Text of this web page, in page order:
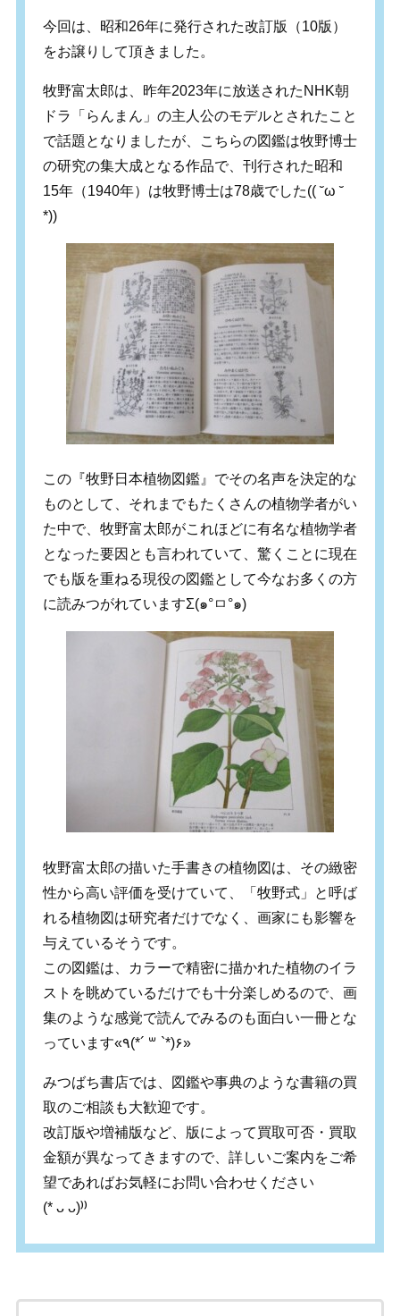
今回は、昭和26年に発行された改訂版（10版）
をお譲りして頂きました。
牧野富太郎は、昨年2023年に放送されたNHK朝
ドラ「らんまん」の主人公のモデルとされたこと
で話題となりましたが、こちらの図鑑は牧野博士
の研究の集大成となる作品で、刊行された昭和
15年（1940年）は牧野博士は78歳でした(( ˘ω ˘
*))
この『牧野日本植物図鑑』でその名声を決定的な
ものとして、それまでもたくさんの植物学者がい
た中で、牧野富太郎がこれほどに有名な植物学者
となった要因とも言われていて、驚くことに現在
でも版を重ねる現役の図鑑として今なお多くの方
に読みつがれていますΣ(๑°ㅁ°๑)
牧野富太郎の描いた手書きの植物図は、その緻密
性から高い評価を受けていて、「牧野式」と呼ば
れる植物図は研究者だけでなく、画家にも影響を
与えているそうです。
この図鑑は、カラーで精密に描かれた植物のイラ
ストを眺めているだけでも十分楽しめるので、画
集のような感覚で読んでみるのも面白い一冊とな
っています«٩(*´ ꒳ `*)۶»
みつばち書店では、図鑑や事典のような書籍の買
取のご相談も大歓迎です。
改訂版や増補版など、版によって買取可否・買取
金額が異なってきますので、詳しいご案内をご希
望であればお気軽にお問い合わせください
(* ᴗ ᴗ)⁾⁾